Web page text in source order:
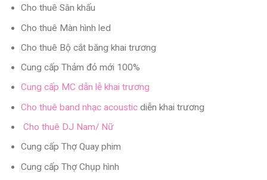
Cho thuê Sân khấu
Cho thuê Màn hình led
Cho thuê Bộ cắt băng khai trương
Cung cấp Thảm đỏ mới 100%
Cung cấp MC dẫn lễ khai trương
Cho thuê band nhạc acoustic diễn khai trương
Cho thuê DJ Nam/ Nữ
Cung cấp Thợ Quay phim
Cung cấp Thợ Chụp hình